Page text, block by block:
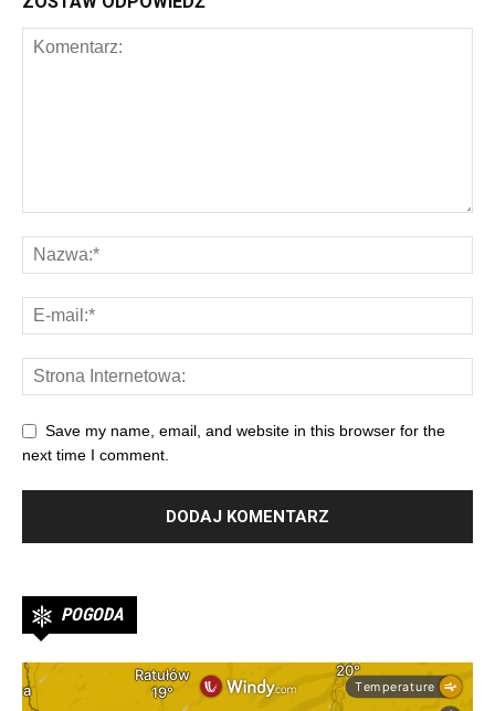
Save my name, email, and website in this browser for the
next time I comment.
POGODA